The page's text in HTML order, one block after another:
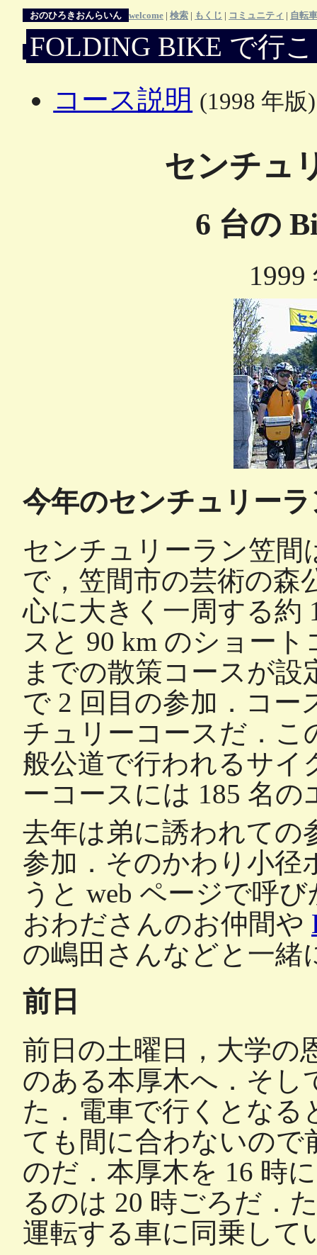
おのひろきおんらいん welcome 検索 もくじ コミュニティ 自転車
FOLDING BIKE で行
コース説明 (1998 年版)
センチュ
6 台の
1999
今年のセンチュリー
センチュリーラン笠間
で，笠間市の芸術の森
心に大きく一周する約
スと 90 km のショー
までの散策コースが設
で 2 回目の参加．コー
チュリーコースだ．こ
般公道で行われるサイ
ーコースには 185 名
去年は弟に誘われての
参加．そのかわり小径
うと web ページで呼
おわださんのお仲間や
の嶋田さんなどと一緒
前日
前日の土曜日，大学の
のある本厚木へ．そし
た．電車で行くとなる
ても間に合わないので
のだ．本厚木を 16 時
るのは 20 時ごろだ．
運転する車に同乗して